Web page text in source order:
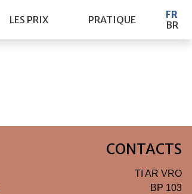
LES PRIX PRATIQUE
FR
BR
CONTACTS
TI AR VRO
BP 103